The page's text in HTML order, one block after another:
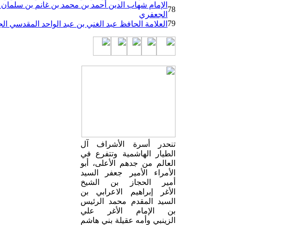
78
الإمام شهاب الدين أحمد بن محمد بن غانم بن
الجعفري
79 العلامة الحافظ عبد الغني بن عبد الواحد المقدسي
تنحدر أسرة الأشراف آل
الطيار الهاشمية وتتفرع في
العالم من جدهم الأعلى، أبو
الأمراء الأمير جعفر السيد
أمير الحجاز بن الشيخ
الأغر إبراهيم الاعرابي بن
السيد المقدم محمد الرئيس
بن الإمام الأغر علي
الزينبي وأمه عقيلة بني هاشم